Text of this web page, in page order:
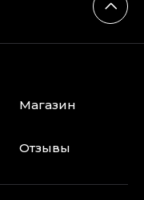
Магазин
Отзывы